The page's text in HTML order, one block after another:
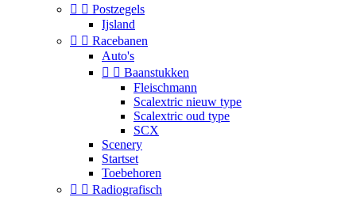
  Postzegels
Ijsland
  Racebanen
Auto's
  Baanstukken
Fleischmann
Scalextric nieuw type
Scalextric oud type
SCX
Scenery
Startset
Toebehoren
  Radiografisch